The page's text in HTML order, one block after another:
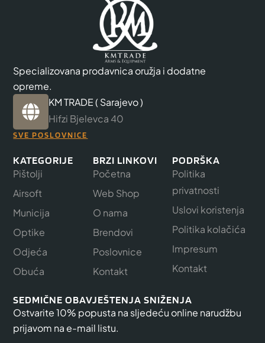
Specializovana prodavnica oružja i dodatne
opreme.
KM TRADE ( Sarajevo )
Hifzi Bjelevca 40
SVE POSLOVNICE
KATEGORIJE
Pištolji
Airsoft
Municija
Optike
Odjeća
Obuća
BRZI LINKOVI
Početna
Web Shop
O nama
Brendovi
Poslovnice
Kontakt
PODRŠKA
Politika
privatnosti
Uslovi koristenja
Politika kolačića
Impresum
Kontakt
SEDMIČNE OBAVJEŠTENJA SNIŽENJA
Ostvarite 10% popusta na sljedeću online narudžbu
prijavom na e-mail listu.